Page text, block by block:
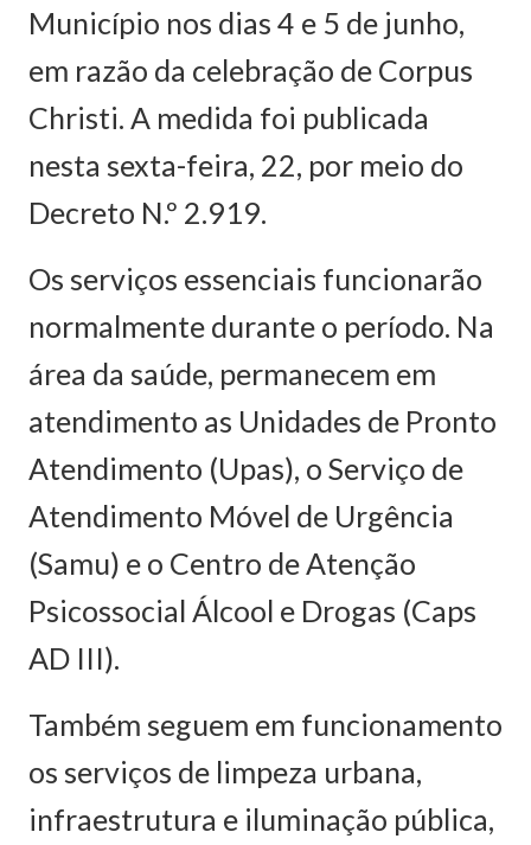
Município nos dias 4 e 5 de junho,
em razão da celebração de Corpus
Christi. A medida foi publicada
nesta sexta-feira, 22, por meio do
Decreto N.º 2.919.
Os serviços essenciais funcionarão
normalmente durante o período. Na
área da saúde, permanecem em
atendimento as Unidades de Pronto
Atendimento (Upas), o Serviço de
Atendimento Móvel de Urgência
(Samu) e o Centro de Atenção
Psicossocial Álcool e Drogas (Caps
AD III).
Também seguem em funcionamento
os serviços de limpeza urbana,
infraestrutura e iluminação pública,